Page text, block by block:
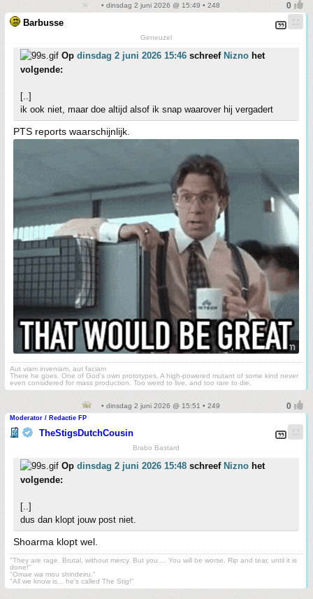
• dinsdag 2 juni 2026 @ 15:49 • 248
Barbusse
Geneuzel
Op dinsdag 2 juni 2026 15:46 schreef Nizno het
volgende:
[..]
ik ook niet, maar doe altijd alsof ik snap waarover hij vergadert
PTS reports waarschijnlijk.
Aut viam inveniam, aut faciam
There he goes. One of God's own prototypes. A high-powered mutant of some kind never
even considered for mass production. Too weird to live, and too rare to die.
• dinsdag 2 juni 2026 @ 15:51 • 249
Moderator / Redactie FP
TheStigsDutchCousin
Brabo Bastard
Op dinsdag 2 juni 2026 15:48 schreef Nizno het
volgende:
[..]
dus dan klopt jouw post niet.
Shoarma klopt wel.
"They are rage. Brutal, without mercy. But you.... You will be worse. Rip and tear, until it is
done!"
"Omae wa mou shindeiru."
"All we know is... he's called The Stig!"